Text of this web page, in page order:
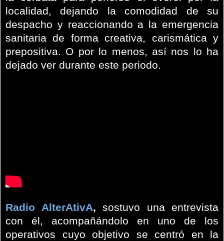
localidad, dejando la comodidad de su
despacho y reaccionando a la emergencia
sanitaria de forma creativa, carismática y
prepositiva. O por lo menos, así nos lo ha
dejado ver durante este periodo.
Radio AlterAtivA, sostuvo una entrevista
con él, acompañándolo en uno de los
operativos cuyo objetivo se centró en la